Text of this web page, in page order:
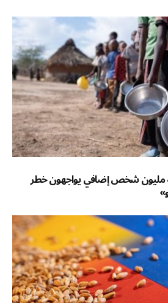
ابتداء من سبتمبر.. نحو 49 مليون شخص إضافي يواجهون خطر